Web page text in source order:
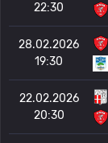
22:30
28.02.2026
19:30
22.02.2026
20:30